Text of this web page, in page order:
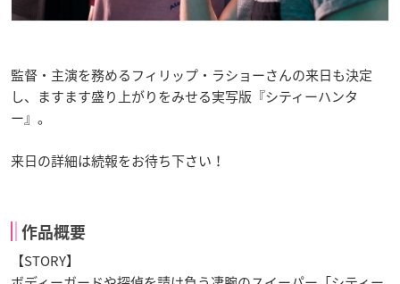
監督・主演を務めるフィリップ・ラショーさんの来日も決定
し、ますます盛り上がりをみせる実写版『シティーハンタ
ー』。
来日の詳細は続報をお待ち下さい！
作品概要
【STORY】